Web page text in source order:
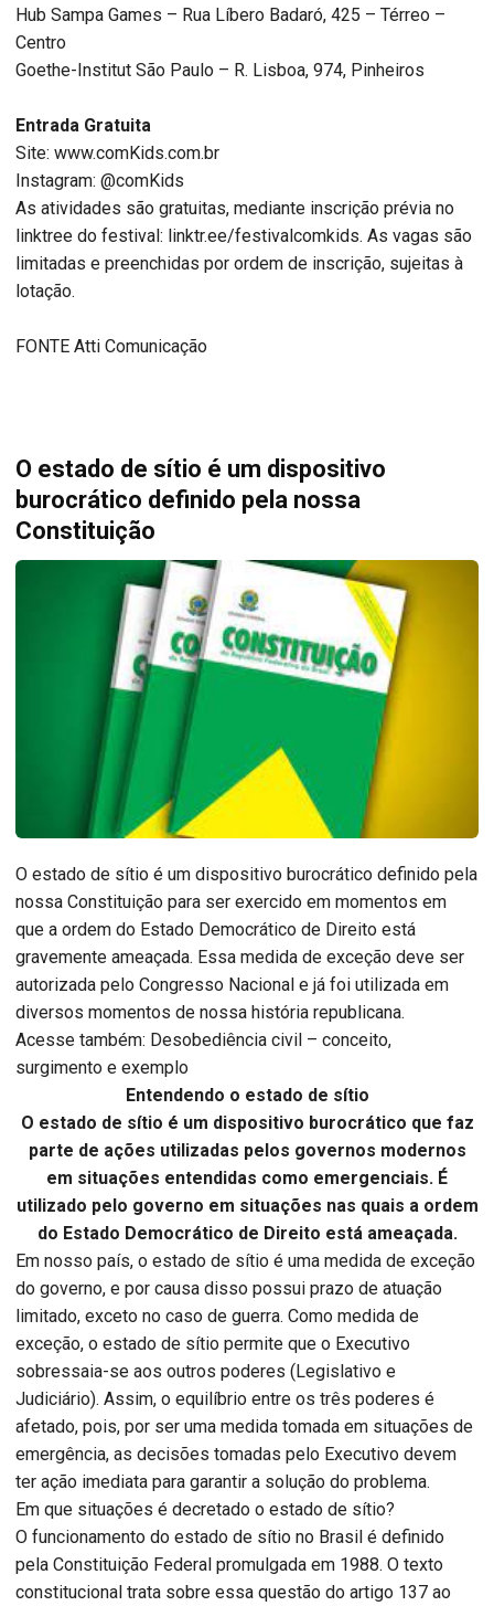
Hub Sampa Games – Rua Líbero Badaró, 425 – Térreo –
Centro
Goethe-Institut São Paulo – R. Lisboa, 974, Pinheiros
Entrada Gratuita
Site: www.comKids.com.br
Instagram: @comKids
As atividades são gratuitas, mediante inscrição prévia no
linktree do festival: linktr.ee/festivalcomkids. As vagas são
limitadas e preenchidas por ordem de inscrição, sujeitas à
lotação.
FONTE Atti Comunicação
O estado de sítio é um dispositivo
burocrático definido pela nossa
Constituição
O estado de sítio é um dispositivo burocrático definido pela
nossa Constituição para ser exercido em momentos em
que a ordem do Estado Democrático de Direito está
gravemente ameaçada. Essa medida de exceção deve ser
autorizada pelo Congresso Nacional e já foi utilizada em
diversos momentos de nossa história republicana.
Acesse também: Desobediência civil – conceito,
surgimento e exemplo
Entendendo o estado de sítio
O estado de sítio é um dispositivo burocrático que faz
parte de ações utilizadas pelos governos modernos
em situações entendidas como emergenciais. É
utilizado pelo governo em situações nas quais a ordem
do Estado Democrático de Direito está ameaçada.
Em nosso país, o estado de sítio é uma medida de exceção
do governo, e por causa disso possui prazo de atuação
limitado, exceto no caso de guerra. Como medida de
exceção, o estado de sítio permite que o Executivo
sobressaia-se aos outros poderes (Legislativo e
Judiciário). Assim, o equilíbrio entre os três poderes é
afetado, pois, por ser uma medida tomada em situações de
emergência, as decisões tomadas pelo Executivo devem
ter ação imediata para garantir a solução do problema.
Em que situações é decretado o estado de sítio?
O funcionamento do estado de sítio no Brasil é definido
pela Constituição Federal promulgada em 1988. O texto
constitucional trata sobre essa questão do artigo 137 ao